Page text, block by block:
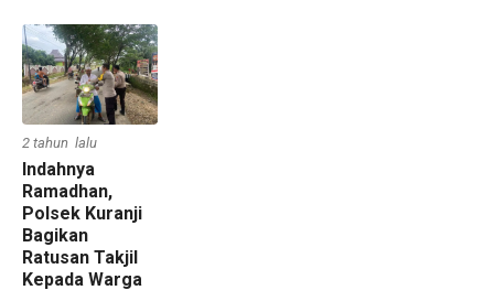
2 tahun lalu
Indahnya
Ramadhan,
Polsek Kuranji
Bagikan
Ratusan Takjil
Kepada Warga